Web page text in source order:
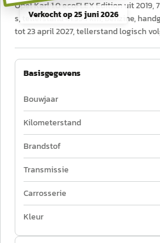
Verkocht op25 juni 2026
Opel Karl 1.0 ecoFLEX Edition uit 2019,
s, tellerstand 41.394 km, benzine,
tot 23 april 2027, tellerstand logisch
Basisgegevens
Bouwjaar
Kilometerstand
Brandstof
Transmissie
Carrosserie
Kleur